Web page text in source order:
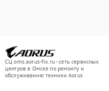
СЦ oms.aorus-fix.ru - сеть сервисных
центров в Омске по ремонту и
обслуживанию техники Aorus